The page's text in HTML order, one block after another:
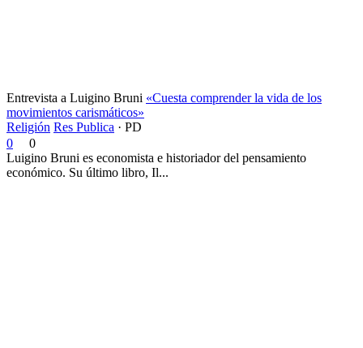
Entrevista a Luigino Bruni «Cuesta comprender la vida de los
movimientos carismáticos»
Religión Res Publica · PD
0
0
Luigino Bruni es economista e historiador del pensamiento
económico. Su último libro, Il...